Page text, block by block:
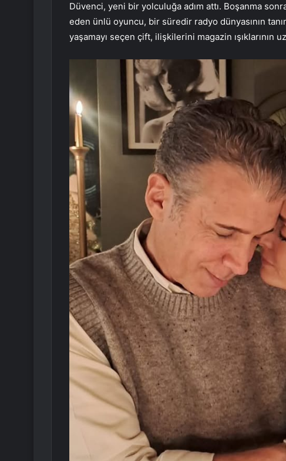
Düvenci, yeni bir yolculuğa adım attı. Boşanma
eden ünlü oyuncu, bir süredir radyo dünyasının
yaşamayı seçen çift, ilişkilerini magazin ışıklarının